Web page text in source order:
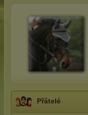
Přátelé